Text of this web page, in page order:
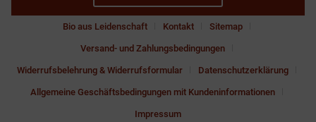
Bio aus Leidenschaft Kontakt Sitemap
Versand- und Zahlungsbedingungen
Widerrufsbelehrung & Widerrufsformular Datenschutzerklärung
Allgemeine Geschäftsbedingungen mit Kundeninformationen
Impressum